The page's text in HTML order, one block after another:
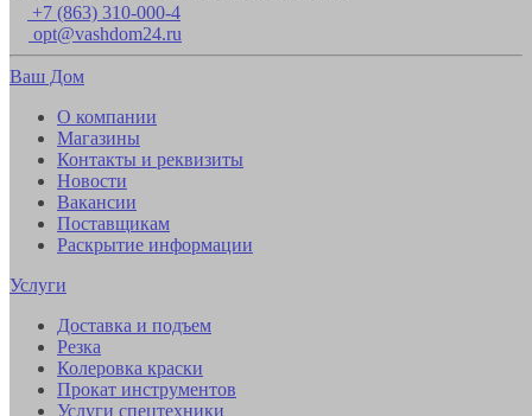
+7 (863) 310-000-4
opt@vashdom24.ru
Ваш Дом
О компании
Магазины
Контакты и реквизиты
Новости
Вакансии
Поставщикам
Раскрытие информации
Услуги
Доставка и подъем
Резка
Колеровка краски
Прокат инструментов
Услуги спецтехники